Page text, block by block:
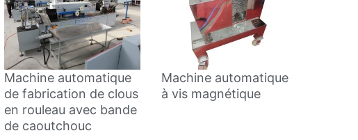
Machine automatique
de fabrication de clous
en rouleau avec bande
de caoutchouc
Machine automatique
à vis magnétique